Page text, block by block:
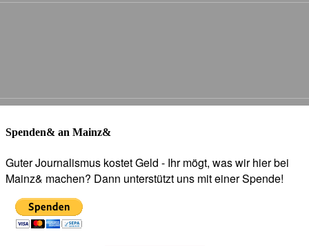
Spenden& an Mainz&
Guter Journalismus kostet Geld - Ihr mögt, was wir hier bei
Mainz& machen? Dann unterstützt uns mit einer Spende!